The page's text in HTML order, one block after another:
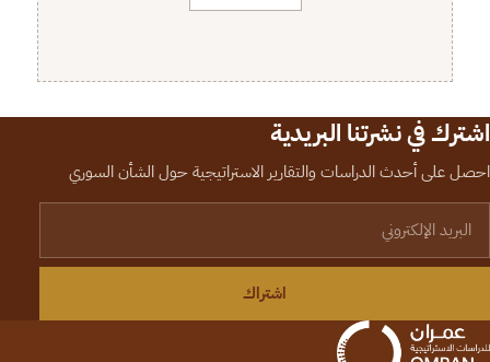
اشترك في نشرتنا البريدية
احصل على أحدث الدراسات والتقارير الاستراتيجية حول الشأن السوري
اشتراك